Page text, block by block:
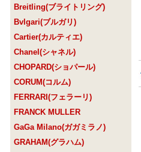
Breitling(ブライトリング)
Bvlgari(ブルガリ)
Cartier(カルティエ)
Chanel(シャネル)
CHOPARD(ショパール)
CORUM(コルム)
FERRARI(フェラーリ)
FRANCK MULLER
GaGa Milano(ガガミラノ)
GRAHAM(グラハム)